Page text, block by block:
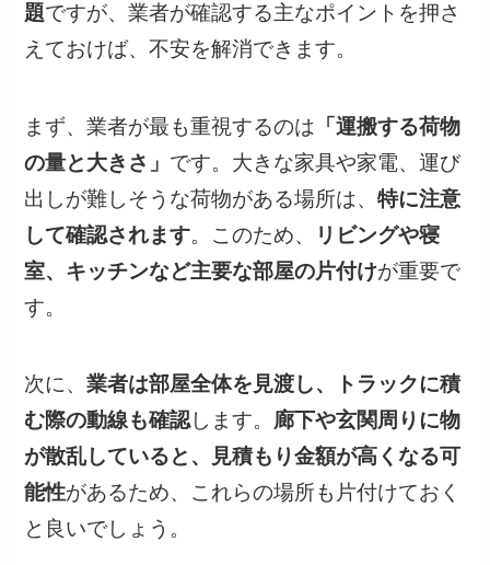
題ですが、業者が確認する主なポイントを押さ
えておけば、不安を解消できます。
まず、業者が最も重視するのは 「運搬する荷物
の量と大きさ」 です。大きな家具や家電、運び
出しが難しそうな荷物がある場所は、特に注意
して確認されます。このため、
リビングや寝
室、キッチンなど主要な部屋の片付けが重要で
す。
次に、業者は部屋全体を見渡し、トラックに積
む際の動線も確認します。 廊下や玄関周りに物
が散乱していると、見積もり金額が高くなる可
能性があるため、これらの場所も片付けておく
と良いでしょう。